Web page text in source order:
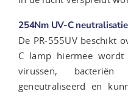
254Nm UV-C neutralisatie
De PR-555UV beschikt
C lamp hiermee
virussen,
geneutraliseerd en